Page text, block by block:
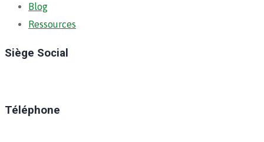
Blog
Ressources
Siège Social
Téléphone